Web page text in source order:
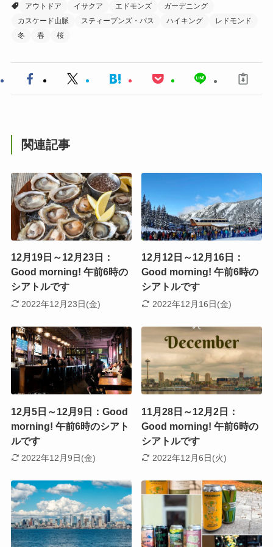
アウトドア
イサクア エドモンズ
ガーデニング
カスケード山脈
スティーブンズ・パス ハイキング
レドモンド
冬
春 桜
関連記事
12月19日～12月23日：
Good morning! 午前6時の
シアトルです
2022年12月23日(金)
12月12日～12月16日：
Good morning! 午前6時の
シアトルです
2022年12月16日(金)
12月5日～12月9日：Good
morning! 午前6時のシアト
ルです
2022年12月9日(金)
11月28日～12月2日：
Good morning! 午前6時の
シアトルです
2022年12月6日(火)